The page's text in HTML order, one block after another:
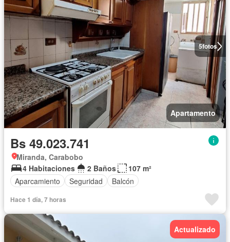
5fotos
Apartamento
Bs 49.023.741
Miranda, Carabobo
4 Habitaciones
2 Baños
107 m²
Aparcamiento
Seguridad Balcón
Hace 1 día, 7 horas
Actualizado